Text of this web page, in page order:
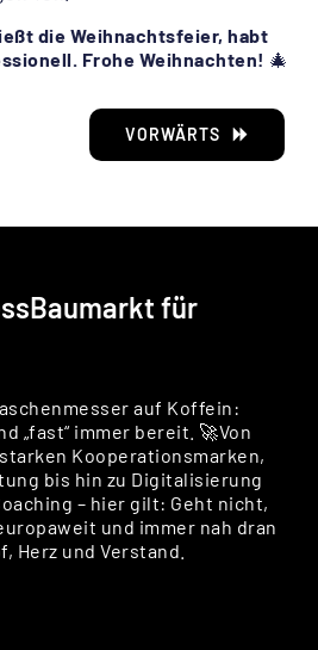
die Weihnachtsfeier, habt
Frohe Weihnachten! 🎄
VORWÄRTS
für
auf Koffein:
„fast“ immer bereit. 🚀Von
Kooperationsmarken,
bis hin zu Digitalisierung
– hier gilt: Geht nicht,
und immer nah dran
Herz und Verstand.